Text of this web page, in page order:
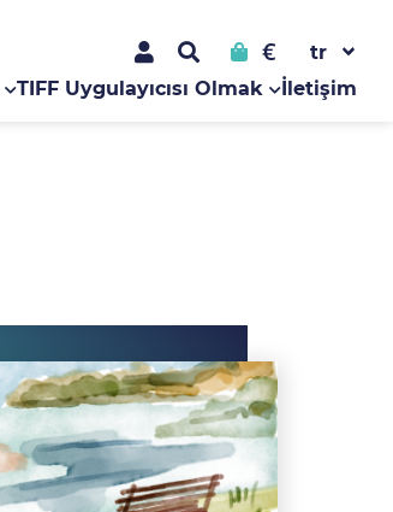
€
TIFF Uygulayıcısı Olmak İletişim